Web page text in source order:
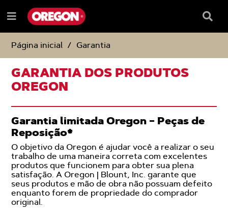
IGNORAR
SEGUIR
PARA
CONTEÚDO
IGNORAR
SEGUIR
PARA
MENU
DE
NAVEGAÇÃO
Menu
Caixa
de
Página inicial
Garantia
GARANTIA DOS PRODUTOS
OREGON
Garantia limitada Oregon – Peças de
Reposição*
O objetivo da Oregon é ajudar você a realizar o seu
trabalho de uma maneira correta com excelentes
produtos que funcionem para obter sua plena
satisfação. A Oregon | Blount, Inc. garante que
seus produtos e mão de obra não possuam defeito
enquanto forem de propriedade do comprador
original.